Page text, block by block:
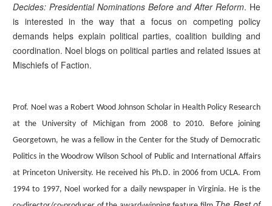
Decides: Presidential Nominations Before and After Reform. He
is interested in the way that a focus on competing policy
demands helps explain political parties, coalition building and
coordination. Noel blogs on political parties and related issues at
Mischiefs of Faction.
Prof. Noel was a Robert Wood Johnson Scholar in Health Policy Research
at the University of Michigan from 2008 to 2010. Before joining
Georgetown, he was a fellow in the Center for the Study of Democratic
Politics in the Woodrow Wilson School of Public and International Affairs
at Princeton University. He received his Ph.D. in 2006 from UCLA. From
1994 to 1997, Noel worked for a daily newspaper in Virginia. He is the